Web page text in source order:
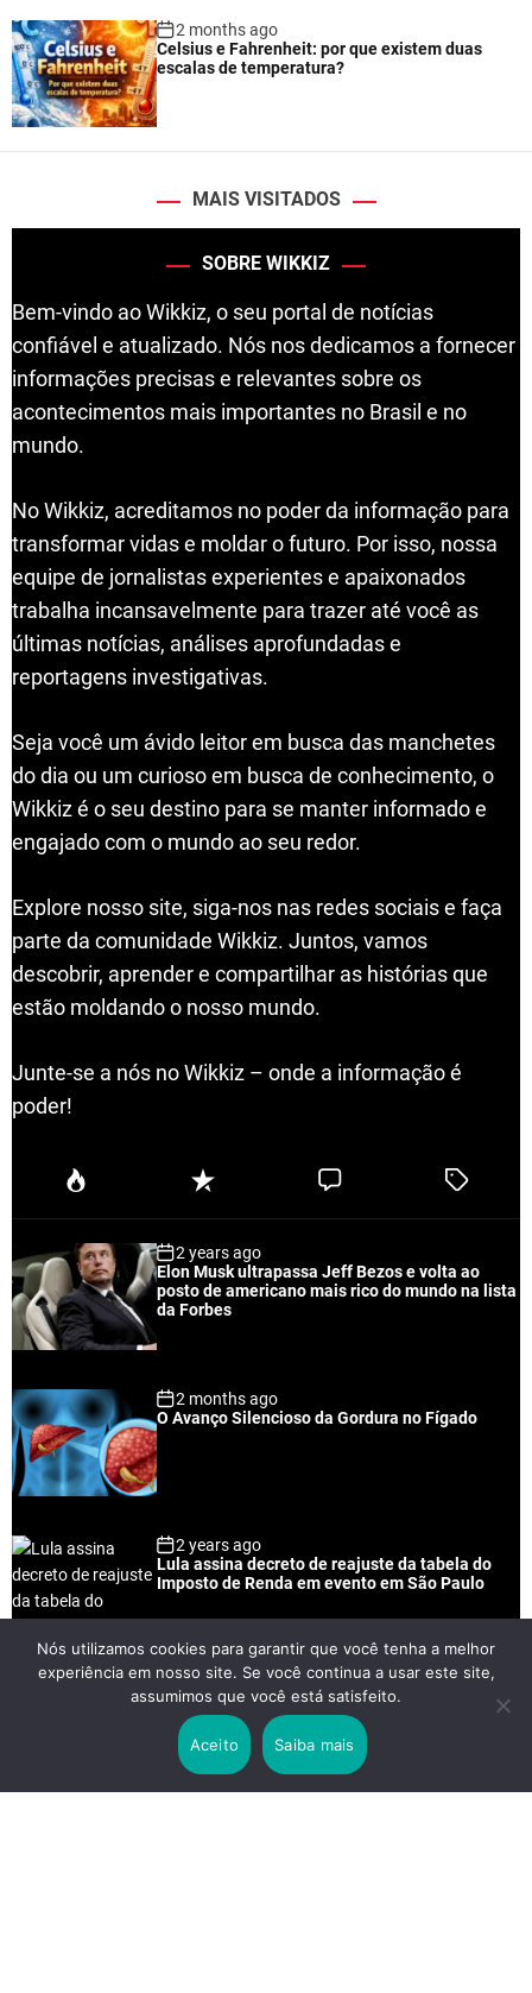
2 months ago
Celsius e Fahrenheit: por que existem duas
escalas de temperatura?
MAIS VISITADOS
SOBRE WIKKIZ
Bem-vindo ao Wikkiz, o seu portal de notícias
confiável e atualizado. Nós nos dedicamos a fornecer
informações precisas e relevantes sobre os
acontecimentos mais importantes no Brasil e no
mundo.
No Wikkiz, acreditamos no poder da informação para
transformar vidas e moldar o futuro. Por isso, nossa
equipe de jornalistas experientes e apaixonados
trabalha incansavelmente para trazer até você as
últimas notícias, análises aprofundadas e
reportagens investigativas.
Seja você um ávido leitor em busca das manchetes
do dia ou um curioso em busca de conhecimento, o
Wikkiz é o seu destino para se manter informado e
engajado com o mundo ao seu redor.
Explore nosso site, siga-nos nas redes sociais e faça
parte da comunidade Wikkiz. Juntos, vamos
descobrir, aprender e compartilhar as histórias que
estão moldando o nosso mundo.
Junte-se a nós no Wikkiz – onde a informação é
poder!
P
u
a
r
R
e
n
t
C
e
T
e
2 years ago
Elon Musk ultrapassa Jeff Bezos e volta ao
posto de americano mais rico do mundo na lista
da Forbes
2 months ago
O Avanço Silencioso da Gordura no Fígado
2 years ago
Lula assina decreto de reajuste da tabela do
Imposto de Renda em evento em São Paulo
2 years ago
Lei Rouanet e Petrobras financiam evento em
que Lula pediu votos para Boulos
Nós utilizamos cookies para garantir que você tenha a melhor
experiência em nosso site. Se você continua a usar este site,
assumimos que você está satisfeito.
Aceito Saiba mais